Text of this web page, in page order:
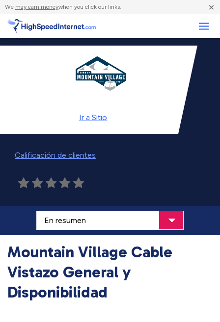
We may earn moneywhen you click our links. ×
Ir a Sitio
Calificación de clientes
Mountain Village Cable
Vistazo General y
Disponibilidad